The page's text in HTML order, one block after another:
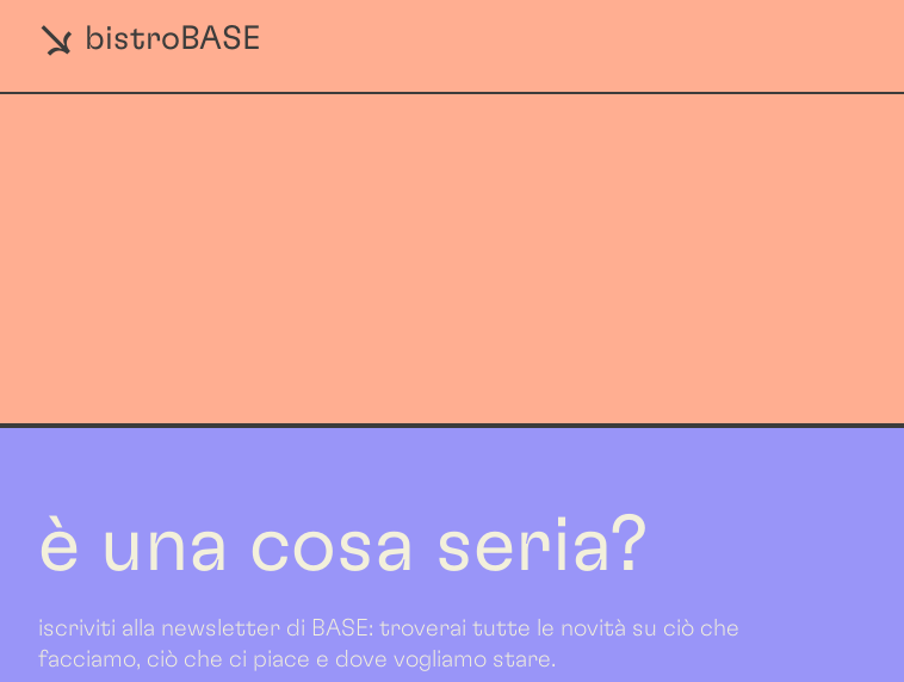
bistroBASE
è una cosa seria?
iscriviti alla newsletter di BASE: troverai tutte le novità su ciò che
facciamo, ciò che ci piace e dove vogliamo stare.